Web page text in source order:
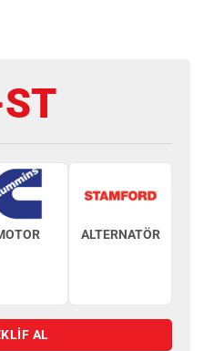
ALTERNATÖR
AL